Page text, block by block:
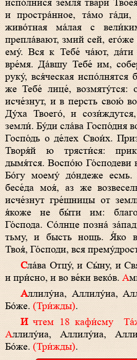
испо́лнися земля́ твари
и простра́нное, та́мо
живо́тная ма́лая с
препла́вают, змий сей, его́же
ему́. Вся к Тебе́ ча́ют,
вре́мя. Да́вшу Тебе́ им,
руку́, вся́ческая
же Тебе́ лице́,
исче́знут, и в персть свою́
Ду́ха Твоего́, и
земли́. Бу́ди сла́ва Госпо́дня
Госпо́дь о де́лех Свои́х.
Творя́й ю трясти́ся:
дымя́тся. Воспо́ю
Бо́гу моему́ до́ндеже
бесе́да моя́, аз же
исче́знут гре́шницы от
я́коже не бы́ти им:
Го́спода. Со́лнце позна́
тьму, и бысть нощь. Я́ко
Твоя́, Го́споди, вся
Сла́ва Отцу́, и Сы́ну, и
и при́сно, и во ве́ки веко́в.А
Аллилу́иа, Аллилу́иа,
Бо́же. (Три́жды).
И чтем 18 кафи́сму
Аллилу́иа, Аллилу́иа,
Бо́же.(Три́жды).